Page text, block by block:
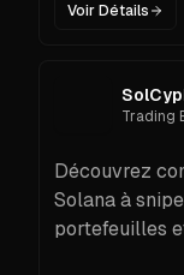
Voir Détails
Trading
Découvrez
Solana à
portefeuilles